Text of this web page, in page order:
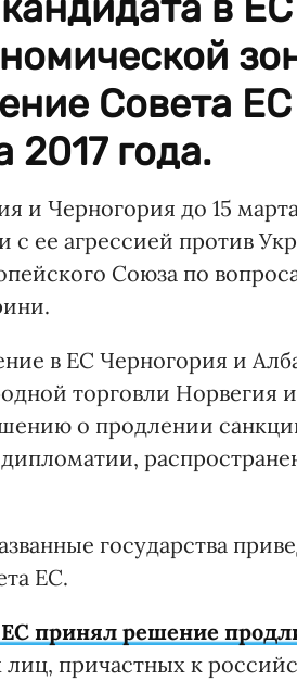
Совета
2017 года.
и Черногория до 15
с ее агрессией против
Союза по
в ЕС Черногория и
торговли Норвегия
о продлении
государства
ЕС.
принял решение
причастных к